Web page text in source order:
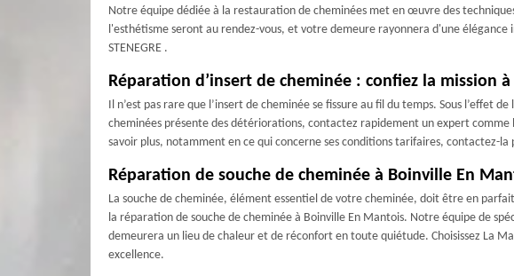
Notre équipe dédiée à la restauration de cheminées met en œuvre des
l'esthétisme seront au rendez-vous, et votre demeure rayonnera d'une
STENEGRE .
Réparation d’insert de cheminée : confiez la mission
Il n’est pas rare que l’insert de cheminée se fissure au fil du temps. Sous l’effet
cheminées présente des détériorations, contactez rapidement un expert comme
savoir plus, notamment en ce qui concerne ses conditions tarifaires, contactez-
Réparation de souche de cheminée à Boinville En
La souche de cheminée, élément essentiel de votre cheminée, doit être en
la réparation de souche de cheminée à Boinville En Mantois. Notre équipe de
demeurera un lieu de chaleur et de réconfort en toute quiétude. Choisissez La
excellence.